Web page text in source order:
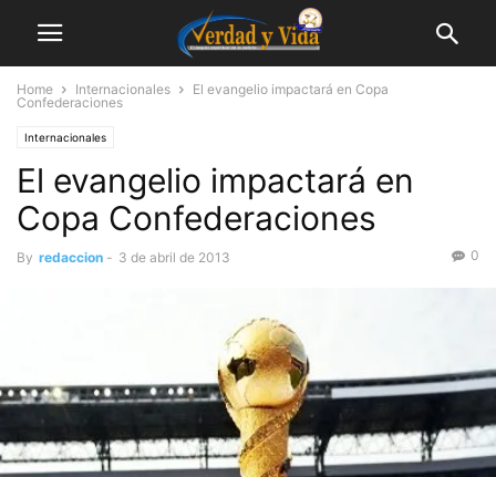
Home Internacionales
El evangelio impactará en Copa
Confederaciones
Internacionales
El evangelio impactará en
Copa Confederaciones
By redaccion - 3 de abril de 2013 0